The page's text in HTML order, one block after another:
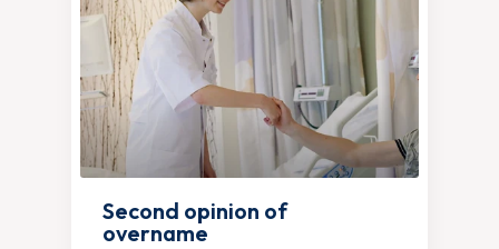
Second opinion of
overname